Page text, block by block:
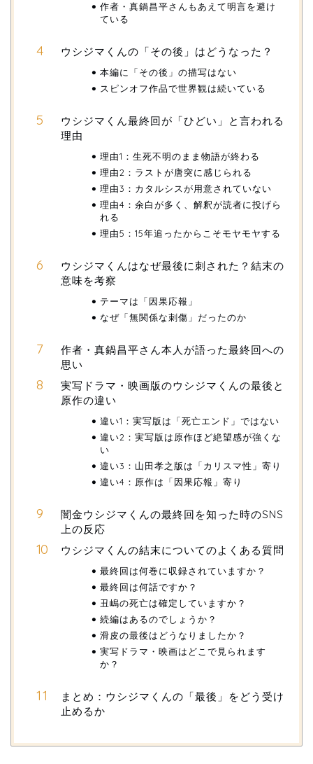
作者・真鍋昌平さんもあえて明言を避け
ている
ウシジマくんの「その後」はどうなった？
本編に「その後」の描写はない
スピンオフ作品で世界観は続いている
ウシジマくん最終回が「ひどい」と言われる
理由
理由1：生死不明のまま物語が終わる
理由2：ラストが唐突に感じられる
理由3：カタルシスが用意されていない
理由4：余白が多く、解釈が読者に投げら
れる
理由5：15年追ったからこそモヤモヤする
ウシジマくんはなぜ最後に刺された？結末の
意味を考察
テーマは「因果応報」
なぜ「無関係な刺傷」だったのか
作者・真鍋昌平さん本人が語った最終回への
思い
実写ドラマ・映画版のウシジマくんの最後と
原作の違い
違い1：実写版は「死亡エンド」ではない
違い2：実写版は原作ほど絶望感が強くな
い
違い3：山田孝之版は「カリスマ性」寄り
違い4：原作は「因果応報」寄り
闇金ウシジマくんの最終回を知った時のSNS
上の反応
ウシジマくんの結末についてのよくある質問
最終回は何巻に収録されていますか？
最終回は何話ですか？
丑嶋の死亡は確定していますか？
続編はあるのでしょうか？
滑皮の最後はどうなりましたか？
実写ドラマ・映画はどこで見られます
か？
まとめ：ウシジマくんの「最後」をどう受け
止めるか